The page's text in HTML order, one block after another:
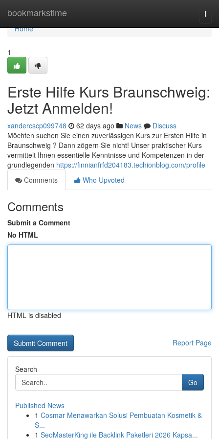
bookmarkstime
Home
Home
1
Erste Hilfe Kurs Braunschweig:
Jetzt Anmelden!
xandercscp099748 62 days ago News
Discuss
Möchten suchen Sie einen zuverlässigen Kurs zur Ersten Hilfe in
Braunschweig ? Dann zögern Sie nicht! Unser praktischer Kurs
vermittelt Ihnen essentielle Kenntnisse und Kompetenzen in der
grundlegenden https://finnianfrfd204183.techionblog.com/profile
Comments
Who Upvoted
Comments
Submit a Comment
No HTML
HTML is disabled
Report Page
Search
Go
Published News
1 Cosmar Menawarkan Solusi Pembuatan Kosmetik &
S...
1 SeoMasterKing ile Backlink Paketleri 2026 Kapsa...